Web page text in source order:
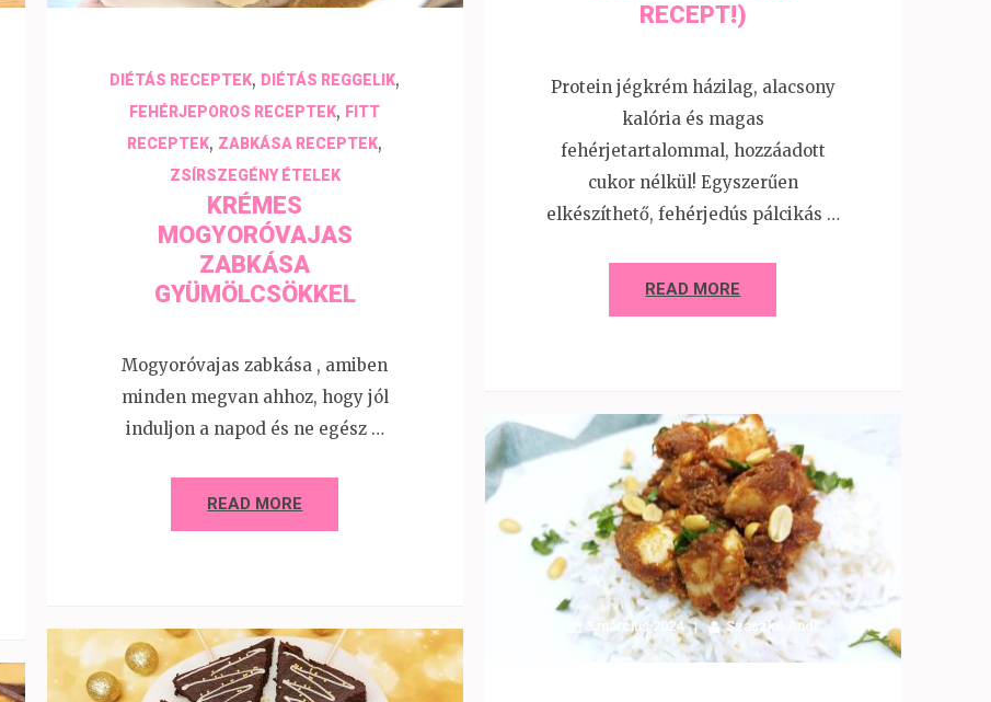
DIÉTÁS RECEPTEK, DIÉTÁS REGGELIK,
FEHÉRJEPOROS RECEPTEK, FITT
RECEPTEK, ZABKÁSA RECEPTEK,
ZSÍRSZEGÉNY ÉTELEK
KRÉMES
MOGYORÓVAJAS
ZABKÁSA
GYÜMÖLCSÖKKEL
Mogyoróvajas zabkása , amiben
minden megvan ahhoz, hogy jól
induljon a napod és ne egész …
READ MORE
RECEPT!)
Protein jégkrém házilag, alacsony
kalória és magas
fehérjetartalommal, hozzáadott
cukor nélkül! Egyszerűen
elkészíthető, fehérjedús pálcikás …
READ MORE
3 március 2024 Szaszkó Andi